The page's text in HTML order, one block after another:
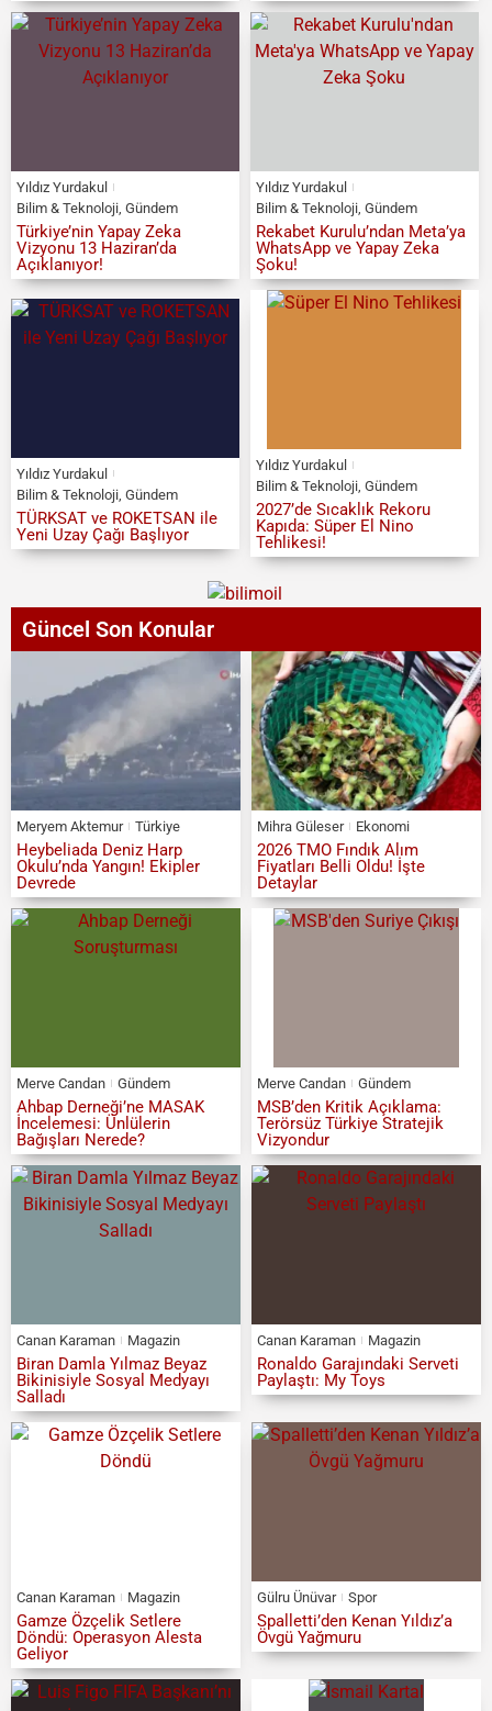
Yıldız Yurdakul
Bilim & Teknoloji, Gündem
Türkiye’nin Yapay Zeka
Vizyonu 13 Haziran’da
Açıklanıyor!
Yıldız Yurdakul
Bilim & Teknoloji, Gündem
Rekabet Kurulu’ndan Meta’ya
WhatsApp ve Yapay Zeka
Şoku!
Yıldız Yurdakul
Bilim & Teknoloji Gündem
TÜRKSAT ve ROKETSAN ile
Yeni Uzay Çağı Başlıyor
Yıldız Yurdakul
Bilim & Teknoloji, Gündem
2027’de Sıcaklık Rekoru
Kapıda: Süper El Nino
Tehlikesi!
Güncel Son Konular
Meryem Aktemur Türkiye
Heybeliada Deniz Harp
Okulu’nda Yangın! Ekipler
Devrede
Mihra Güleser Ekonomi
2026 TMO Fındık Alım
Fiyatları Belli Oldu! İşte
Detaylar
Merve Candan Gündem
Ahbap Derneği’ne MASAK
İncelemesi: Ünlülerin
Bağışları Nerede?
Merve Candan Gündem
MSB’den Kritik Açıklama:
Terörsüz Türkiye Stratejik
Vizyondur
Canan Karaman Magazin
Biran Damla Yılmaz Beyaz
Bikinisiyle Sosyal Medyayı
Salladı
Canan Karaman Magazin
Ronaldo Garajındaki Serveti
Paylaştı: My Toys
Canan Karaman Magazin
Gamze Özçelik Setlere
Döndü: Operasyon Alesta
Geliyor
Gülru Ünüvar Spor
Spalletti’den Kenan Yıldız’a
Övgü Yağmuru